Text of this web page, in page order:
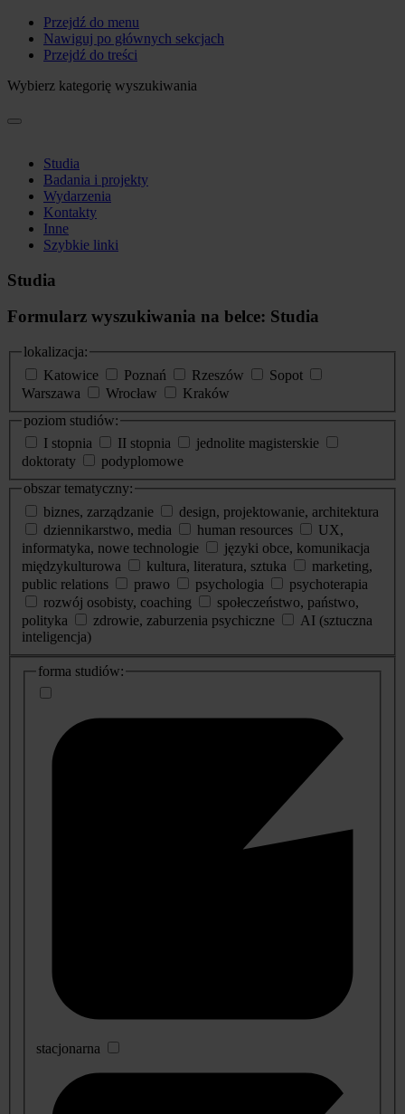
Przejdź do menu
Nawiguj po głównych sekcjach
Przejdź do treści
Wybierz kategorię wyszukiwania
Studia
Badania i projekty
Wydarzenia
Kontakty
Inne
Szybkie linki
Studia
Formularz wyszukiwania na belce: Studia
lokalizacja:
Katowice
Poznań Rzeszów
Sopot
Warszawa
Wrocław
Kraków
poziom studiów:
I stopnia
II stopnia
jednolite magisterskie
doktoraty
podyplomowe
obszar tematyczny:
biznes, zarządzanie
design, projektowanie, architektura
dziennikarstwo, media
human resources
UX,
informatyka, nowe technologie
języki obce, komunikacja
międzykulturowa
kultura, literatura, sztuka
marketing,
public relations
prawo psychologia
psychoterapia
rozwój osobisty, coaching
społeczeństwo, państwo,
polityka
zdrowie, zaburzenia psychiczne
AI (sztuczna
inteligencja)
dodatkowe
informacje
forma studiów:
stacjonarna